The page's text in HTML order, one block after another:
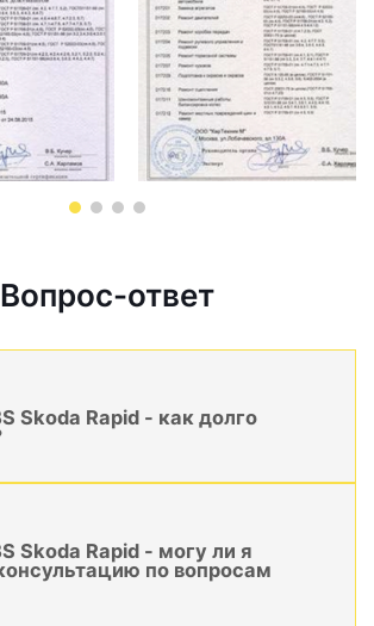
Вопрос-ответ
Skoda Rapid - как долго
Skoda Rapid - могу ли я
по вопросам